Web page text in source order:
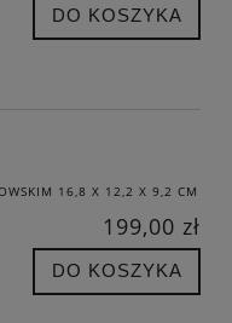
DO KOSZYKA
16,8 X 12,2 X 9,2 CM
199,00 zł
DO KOSZYKA